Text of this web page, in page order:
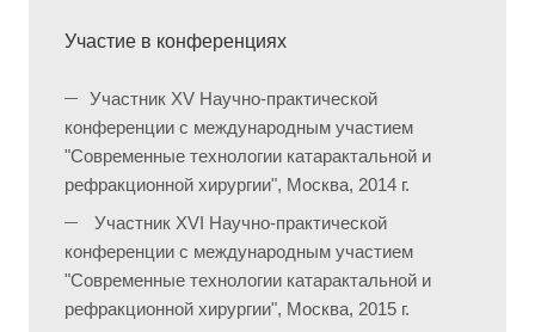
Участие в конференциях
Участник XV Научно-практической
конференции с международным участием
"Современные технологии катарактальной и
рефракционной хирургии", Москва, 2014 г.
Участник XVI Научно-практической
конференции с международным участием
"Современные технологии катарактальной и
рефракционной хирургии", Москва, 2015 г.